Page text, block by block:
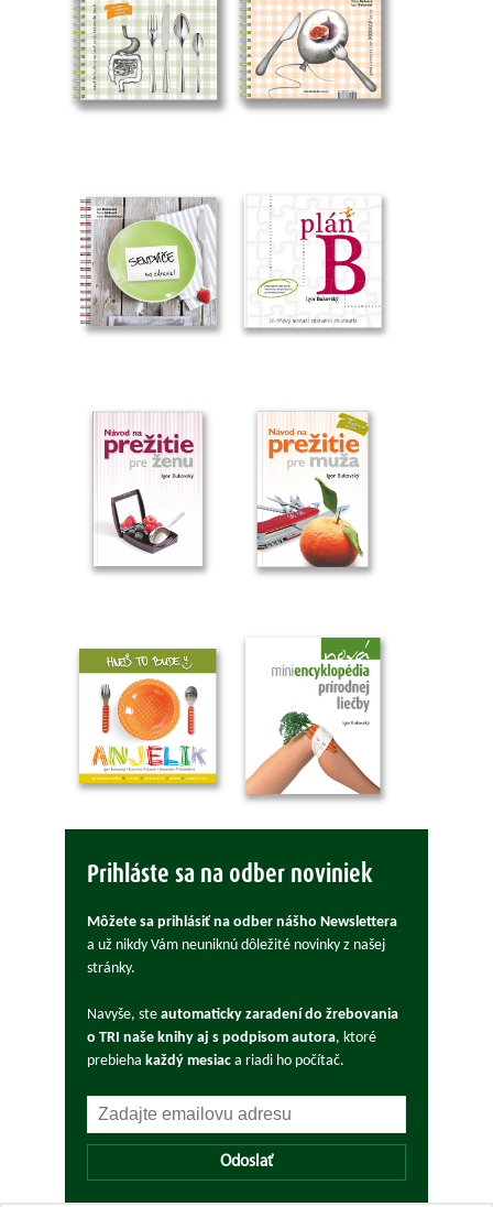
Prihláste sa na odber noviniek
Môžete sa prihlásiť na odber nášho Newslettera
a už nikdy Vám neuniknú dôležité novinky z našej
stránky.
Navyše, ste automaticky zaradení do žrebovania
o TRI naše knihy aj s podpisom autora, ktoré
prebieha každý mesiac a riadi ho počítač.
Odoslať